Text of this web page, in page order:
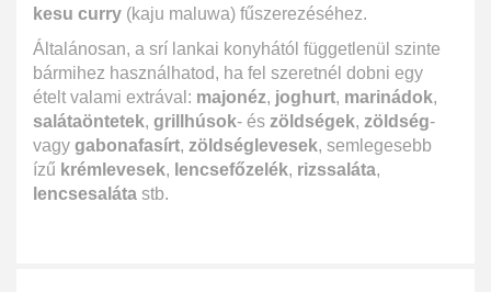
kesu curry (kaju maluwa) fűszerezéséhez.
Általánosan, a srí lankai konyhától függetlenül szinte
bármihez használhatod, ha fel szeretnél dobni egy
ételt valami extrával: majonéz, joghurt, marinádok,
salátaöntetek, grillhúsok- és zöldségek, zöldség-
vagy gabonafasírt, zöldséglevesek, semlegesebb
ízű krémlevesek, lencsefőzelék, rizssaláta,
lencsesaláta stb.